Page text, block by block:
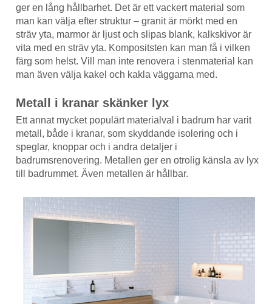
ger en lång hållbarhet. Det är ett vackert material som
man kan välja efter struktur – granit är mörkt med en
sträv yta, marmor är ljust och slipas blank, kalkskivor är
vita med en sträv yta. Kompositsten kan man få i vilken
färg som helst. Vill man inte renovera i stenmaterial kan
man även välja kakel och kakla väggarna med.
Metall i kranar skänker lyx
Ett annat mycket populärt materialval i badrum har varit
metall, både i kranar, som skyddande isolering och i
speglar, knoppar och i andra detaljer i
badrumsrenovering. Metallen ger en otrolig känsla av lyx
till badrummet. Även metallen är hållbar.